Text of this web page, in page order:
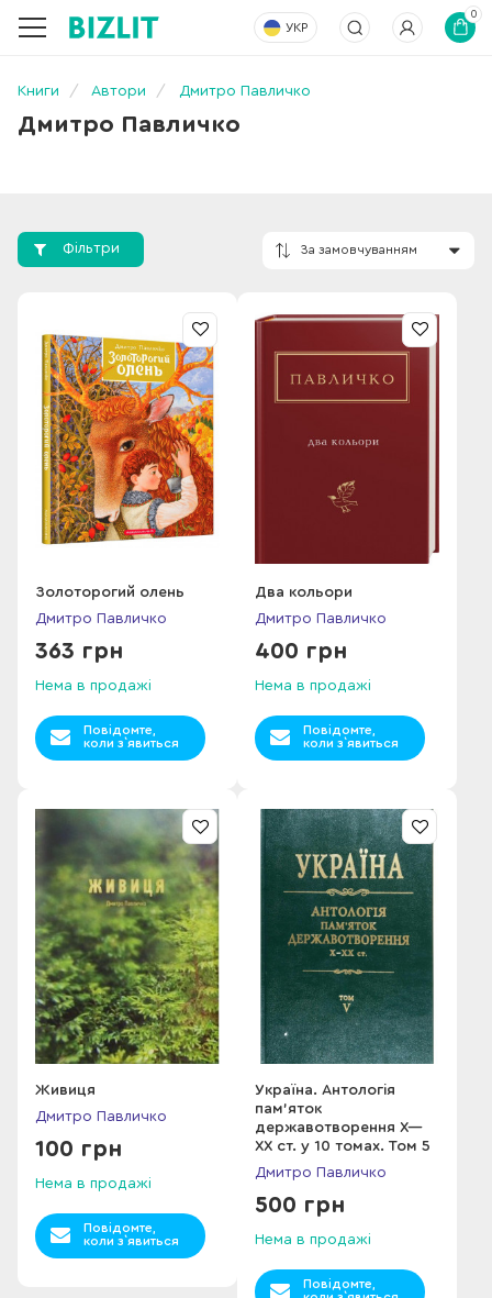
УКР
0
Книги Автори Дмитро Павличко
Дмитро Павличко
Фільтри
Золоторогий олень
Дмитро Павличко
363 грн
Нема в продажі
Повідомте,
коли з`явиться
Два кольори
Дмитро Павличко
400 грн
Нема в продажі
Повідомте,
коли з`явиться
Живиця
Дмитро Павличко
100 грн
Нема в продажі
Повідомте,
коли з`явиться
Україна. Антологія
пам’яток
державотворення X—
XX ст. у 10 томах. Том 5
Дмитро Павличко
500 грн
Нема в продажі
Повідомте,